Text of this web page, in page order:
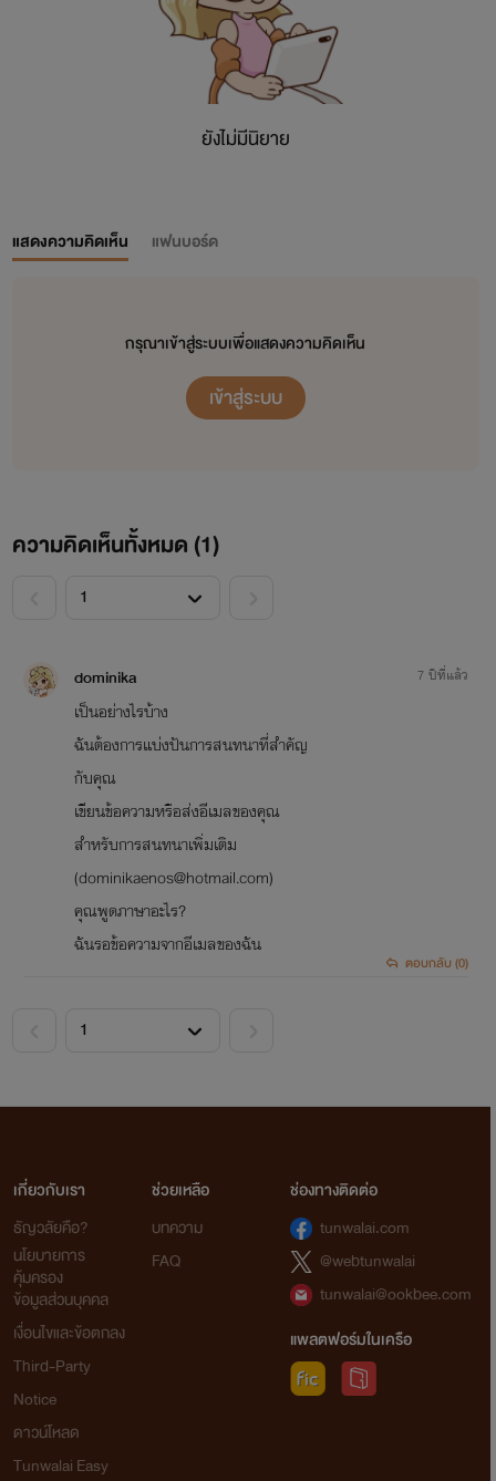
ยังไม่มีนิยาย
แสดงความคิดเห็น แฟนบอร์ด
กรุณาเข้าสู่ระบบเพื่อแสดงความคิดเห็น
เข้าสู่ระบบ
ความคิดเห็นทั้งหมด (1)
dominika
เป็นอย่างไรบ้าง
ฉันต้องการแบ่งปันการสนทนาที่สำคัญ
กับคุณ
เขียนข้อความหรือส่งอีเมลของคุณ
สำหรับการสนทนาเพิ่มเติม
(dominikaenos@hotmail.com)
คุณพูดภาษาอะไร?
ฉันรอข้อความจากอีเมลของฉัน
7 ปีที่แล้ว
ตอบกลับ (0)
เกี่ยวกับเรา
ธัญวลัยคือ?
นโยบายการ
คุ้มครอง
ข้อมูลส่วนบุคคล
เงื่อนไขและข้อตกลง
Third-Party
Notice
ดาวน์โหลด
Tunwalai Easy
ช่วยเหลือ
บทความ
FAQ
ช่องทางติดต่อ
tunwalai.com
@webtunwalai
tunwalai@ookbee.com
แพลตฟอร์มในเครือ